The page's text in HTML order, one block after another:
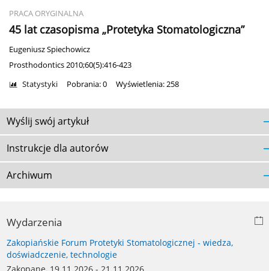
PRACA ORYGINALNA
45 lat czasopisma „Protetyka Stomatologiczna”
Eugeniusz Spiechowicz
Prosthodontics 2010;60(5):416-423
Statystyki Pobrania: 0 Wyświetlenia: 258
Wyślij swój artykuł
Instrukcje dla autorów
Archiwum
Wydarzenia
Zakopiańskie Forum Protetyki Stomatologicznej - wiedza,
doświadczenie, technologie